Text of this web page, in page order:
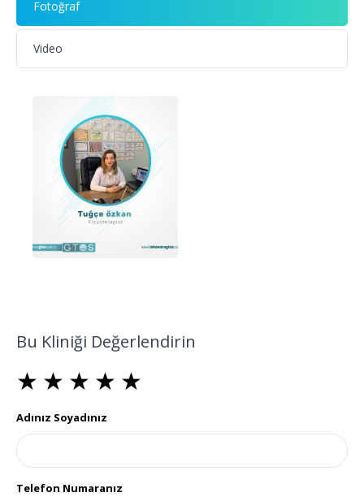
Fotoğraf
Video
Bu Kliniği Değerlendirin
★
★ ★
★ ★ ★
★ ★ ★ ★
★ ★ ★ ★ ★
Adınız Soyadınız
Telefon Numaranız